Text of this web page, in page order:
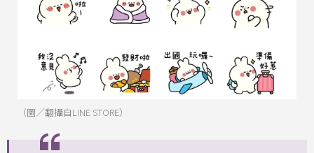
（圖／翻攝自LINE STORE）